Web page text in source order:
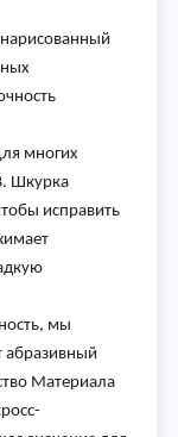
многих
Шкурка
исправить
мы
абразивный
Материала